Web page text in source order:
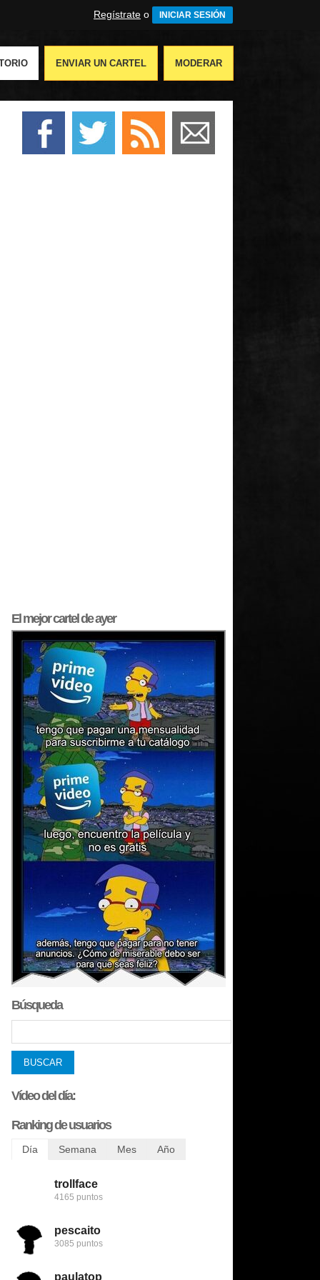
Regístrate o INICIAR SESIÓN
ENVIAR UN CARTEL MODERAR
El mejorcartel de ayer
Búsqueda
Vídeo del día:
Ranking de usuarios
Día
trollface
4165 puntos
pescaito
3085 puntos
paulatop
Semana
trollface
6456 puntos
123despasito
5345 puntos
mariettachesnut
Mes
bobobobs
8509 puntos
nomedigas
8422 puntos
trollface
Año
bobobobs
272731 puntos
flamenquin
240782 puntos
patatabrava